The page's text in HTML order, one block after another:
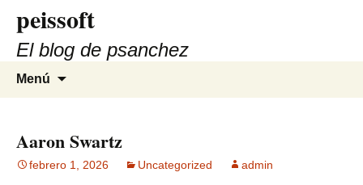
contenido
peissoft
El blog de psanchez
Menú
Aaron Swartz
febrero 1, 2026 Uncategorized admin